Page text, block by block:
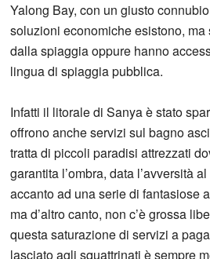
Yalong Bay, con un giusto
soluzioni economiche esistono,
dalla spiaggia oppure hanno
lingua di spiaggia pubblica.
Infatti il litorale di Sanya è stato
offrono anche servizi sul bagno
tratta di piccoli paradisi attrezzati
garantita l’ombra, data l’avversità
accanto ad una serie di fantasiose
ma d’altro canto, non c’è grossa
questa saturazione di servizi a
lasciato agli squattrinati è sempre